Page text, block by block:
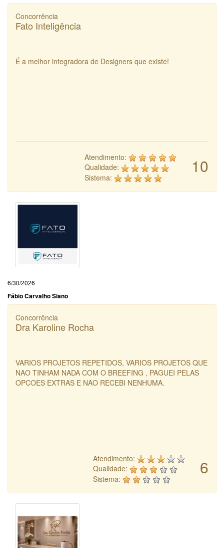
Concorrência
Fato Inteligência
É a melhor integradora de Designers que existe!
10
Atendimento:
Qualidade:
Sistema:
6/30/2026
Fábio Carvalho Siano
Concorrência
Dra Karoline Rocha
VARIOS PROJETOS REPETIDOS, VARIOS PROJETOS QUE
NAO TINHAM NADA COM O BREEFING , PAGUEI PELAS
OPCOES EXTRAS E NAO RECEBI NENHUMA.
6
Atendimento:
Qualidade:
Sistema: